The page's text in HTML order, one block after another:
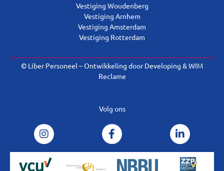
Vestiging Woudenberg
Vestiging Arnhem
Vestiging Amsterdam
Vestiging Rotterdam
© Liber Personeel – Ontwikkeling doorDeveloping &WIM
Reclame
Volg ons